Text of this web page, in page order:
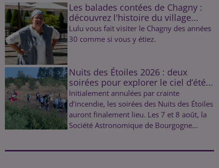
Les balades contées de Chagny :
découvrez l'histoire du village...
Lulu vous fait visiter le Chagny des années
30 comme si vous y étiez.
Nuits des Étoiles 2026 : deux
soirées pour explorer le ciel d’été...
Initialement annulées par crainte
d’incendie, les soirées des Nuits des Étoiles
auront finalement lieu. Les 7 et 8 août, la
Société Astronomique de Bourgogne...